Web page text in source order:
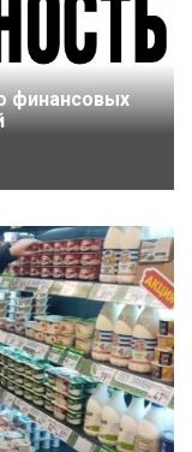
финансовых